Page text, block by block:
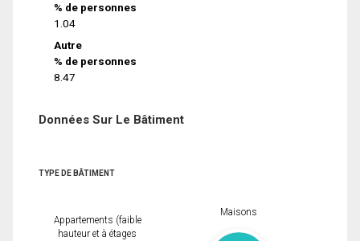
% de personnes
1.04
Autre
% de personnes
8.47
Données Sur Le Bâtiment
TYPE DE BÂTIMENT
Appartements (faible
hauteur et à étages
Maisons